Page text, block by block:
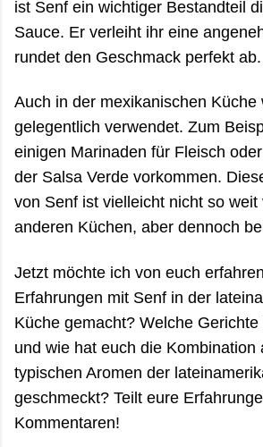
ist Senf ein wichtiger Bestandteil
Sauce. Er verleiht ihr eine
rundet den Geschmack perfekt ab.
Auch in der mexikanischen Küche
gelegentlich verwendet. Zum
einigen Marinaden für Fleisch
der Salsa Verde vorkommen.
von Senf ist vielleicht nicht so weit
anderen Küchen, aber dennoch
Jetzt möchte ich von euch
Erfahrungen mit Senf in der
Küche gemacht? Welche
und wie hat euch die Kombination
typischen Aromen der
geschmeckt? Teilt eure
Kommentaren!